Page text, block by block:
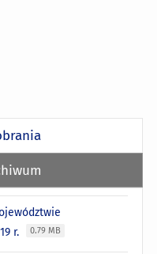
r.
0.79 MB